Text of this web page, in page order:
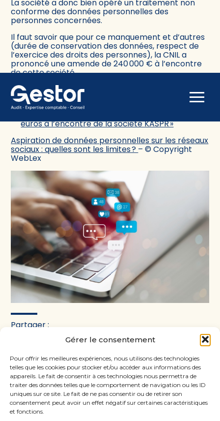
Gérer le consentement
Pour offrir les meilleures expériences, nous utilisons des technologies
telles que les cookies pour stocker et/ou accéder aux informations des
appareils. Le fait de consentir à ces technologies nous permettra de
traiter des données telles que le comportement de navigation ou les ID
uniques sur ce site. Le fait de ne pas consentir ou de retirer son
consentement peut avoir un effet négatif sur certaines caractéristiques
et fonctions.
Aller
au
La société a donc bien opéré un traitement non
conforme des données personnelles des
personnes concernées.
Il faut savoir que pour ce manquement et d’autres
(durée de conservation des données, respect de
l’exercice des droits des personnes), la CNIL a
prononcé une amende de 240 000 € à l’encontre
de cette société.
Sources :
Actualité de la CNIL du 19 décembre 2025 :
euros à l’encontre de la société KASPR »
Aspiration de données personnelles sur les réseaux
sociaux : quelles sont les limites ? – © Copyright
WebLex
Partager :
FaceBook
TwitterLinkedIn